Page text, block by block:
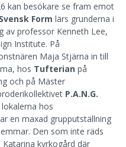
kan besökare se fram emot
Svensk Form lärs grunderna i
av professor Kenneth Lee,
Institute. På
Maja Stjärna in till
hos Tufterian på
och på Mäster
P.A.N.G.
hos
en maxad grupputställning
Den som inte räds
kyrkogård där